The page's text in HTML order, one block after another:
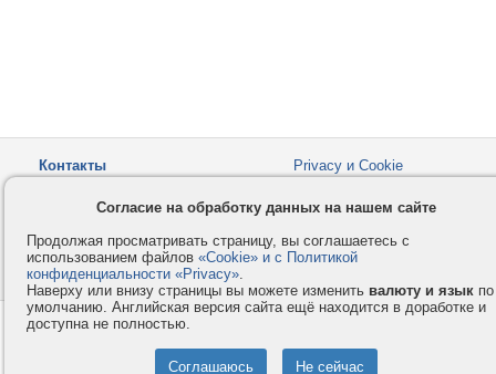
Контакты
Privacy и Cookie
Как оплатить
Форумы
© 2008-2026VMESTE.EU
Согласие на обработку данных на нашем сайте
Продолжая просматривать страницу, вы соглашаетесь с
использованием файлов «Cookie» и с Политикой
конфиденциальности «Privacy».
Наверху или внизу страницы вы можете изменить валюту и язык по
умолчанию. Английская версия сайта ещё находится в доработке и
доступна не полностью.